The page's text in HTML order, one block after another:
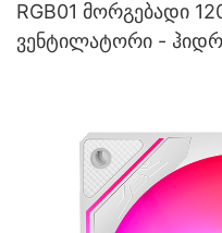
RGB01 მორგებადი
ვენტილატორი -